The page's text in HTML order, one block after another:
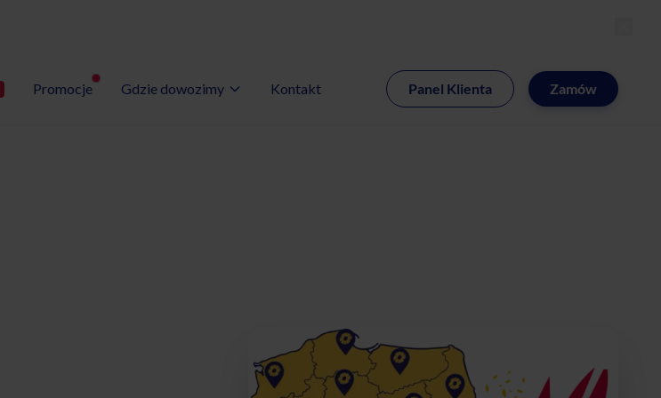
Wybór Menu Gotowe programy diet
Promocje Gdzie dowozimy Kontakt Panel Klienta Zamów